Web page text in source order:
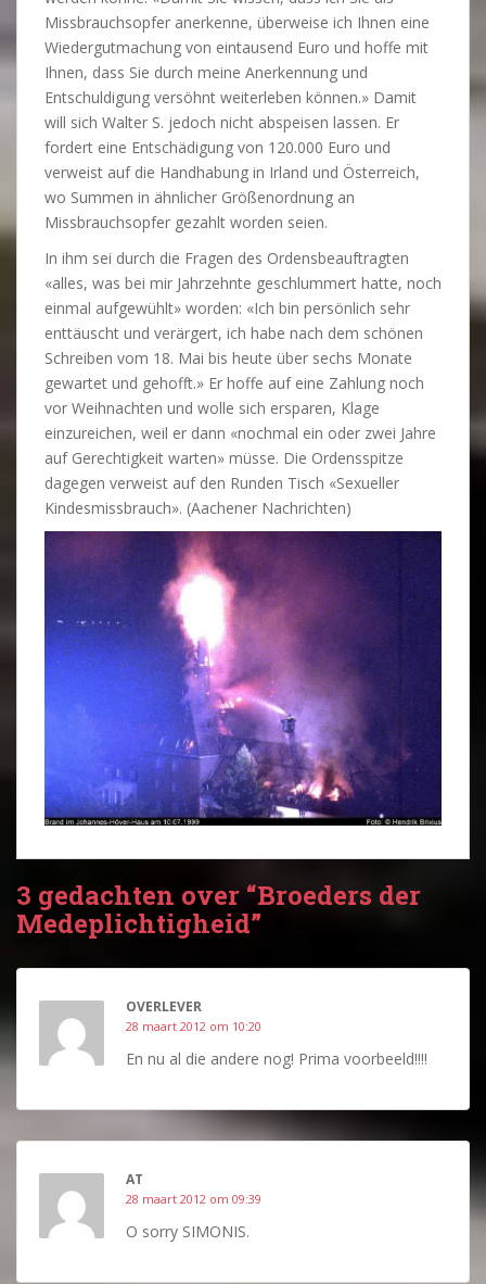
Missbrauchsopfer anerkenne, überweise ich Ihnen eine
Wiedergutmachung von eintausend Euro und hoffe mit
Ihnen, dass Sie durch meine Anerkennung und
Entschuldigung versöhnt weiterleben können.» Damit
will sich Walter S. jedoch nicht abspeisen lassen. Er
fordert eine Entschädigung von 120.000 Euro und
verweist auf die Handhabung in Irland und Österreich,
wo Summen in ähnlicher Größenordnung an
Missbrauchsopfer gezahlt worden seien.
In ihm sei durch die Fragen des Ordensbeauftragten
«alles, was bei mir Jahrzehnte geschlummert hatte, noch
einmal aufgewühlt» worden: «Ich bin persönlich sehr
enttäuscht und verärgert, ich habe nach dem schönen
Schreiben vom 18. Mai bis heute über sechs Monate
gewartet und gehofft.» Er hoffe auf eine Zahlung noch
vor Weihnachten und wolle sich ersparen, Klage
einzureichen, weil er dann «nochmal ein oder zwei Jahre
auf Gerechtigkeit warten» müsse. Die Ordensspitze
dagegen verweist auf den Runden Tisch «Sexueller
Kindesmissbrauch». (Aachener Nachrichten)
3 gedachten over “Broeders der
Medeplichtigheid”
OVERLEVER
28 maart 2012 om 10:20
En nu al die andere nog! Prima voorbeeld!!!!
AT
28 maart 2012 om 09:39
O sorry SIMONIS.